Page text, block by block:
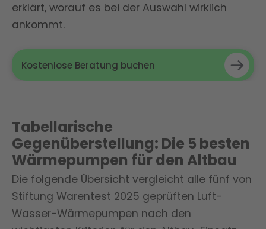
erklärt, worauf es bei der Auswahl wirklich
ankommt.
Kostenlose Beratung buchen
Tabellarische
Gegenüberstellung: Die 5 besten
Wärmepumpen für den Altbau
Die folgende Übersicht vergleicht alle fünf von
Stiftung Warentest 2025 geprüften Luft-
Wasser-Wärmepumpen nach den